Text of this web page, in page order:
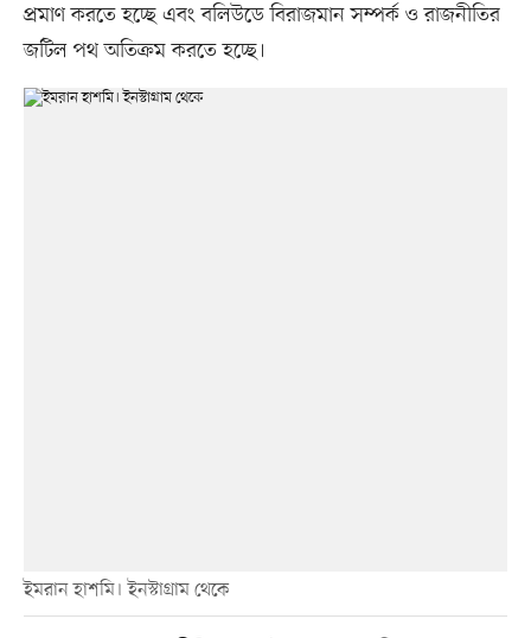
প্রমাণ করতে হচ্ছে এবং বলিউডে বিরাজমান সম্পর্ক ও রাজনীতির
জটিল পথ অতিক্রম করতে হচ্ছে।
ইমরান হাশমি। ইনস্টাগ্রাম থেকে